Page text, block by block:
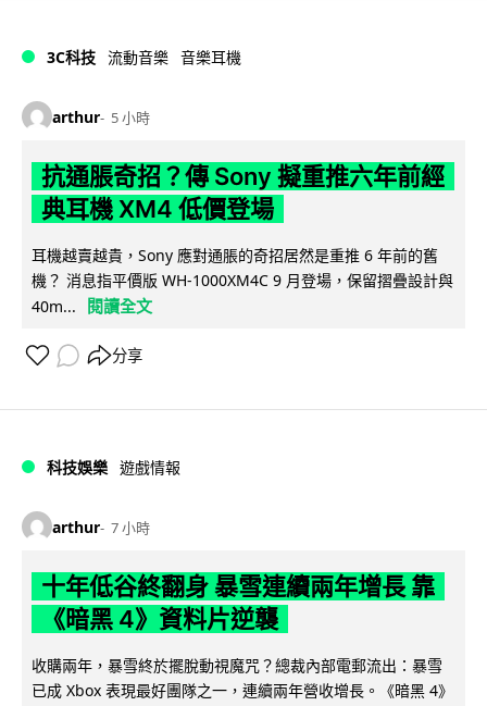
3C科技 流動音樂 音樂耳機
arthur 5 小時
抗通脹奇招？傳 Sony 擬重推六年前經
典耳機 XM4 低價登場
耳機越賣越貴，Sony 應對通脹的奇招居然是重推 6 年前的舊
機？ 消息指平價版 WH-1000XM4C 9 月登場，保留摺疊設計與
40m...
閱讀全文
分享
科技娛樂 遊戲情報
arthur 7 小時
十年低谷終翻身 暴雪連續兩年增長 靠
《暗黑 4》資料片逆襲
收購兩年，暴雪終於擺脫動視魔咒？總裁內部電郵流出：暴雪
已成 Xbox 表現最好團隊之一，連續兩年營收增長。《暗黑 4》